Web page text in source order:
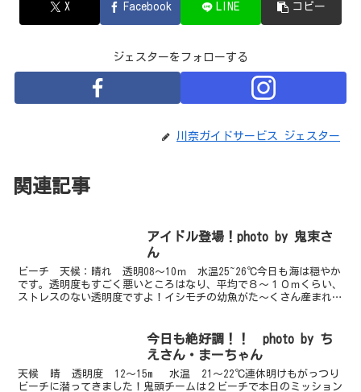
X Facebook LINE コピー
ジェスターをフォローする
川奈ガイドサービス ジェスター
関連記事
アイドル登場！photo by 鬼束さ
ん
ビーチ 天候：晴れ 透明08～10ｍ 水温25~26℃今日も海は穏やか
です。透明度もすごく悪いところはなり、平均で８～１０ｍくらい、
ストレスのない透明度ですよ！イシモチの幼魚がた～くさん産まれて
今日も絶好調！！ photo by ち
えさん・まーちゃん
天候 晴 透明度 12〜15m 水温 21〜22℃連休明けもがっつり
ビーチに潜ってきました！鬼頭チームは２ビーチで本日のミッション